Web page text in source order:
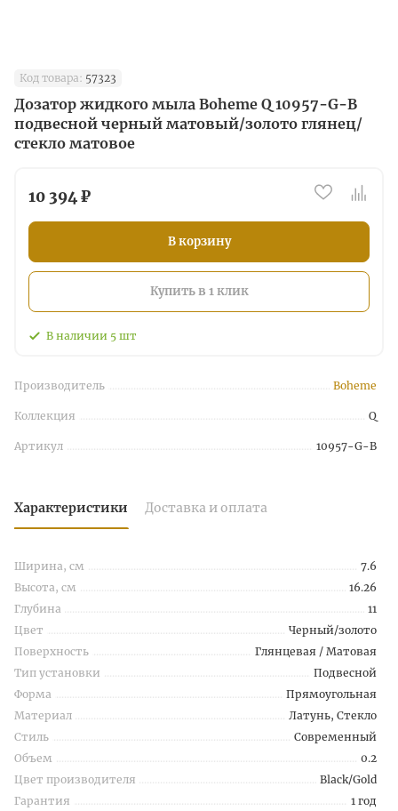
Код товара: 57323
Дозатор жидкого мыла Boheme Q 10957-G-B
подвесной черный матовый/золото глянец/
стекло матовое
10 394 ₽
В корзину
Купить в 1 клик
В наличии 5 шт
Производитель Boheme
Коллекция Q
Артикул 10957-G-B
Характеристики Доставка и оплата
Ширина, см
7.6
Высота, см
16.26
Глубина
11
Цвет
Черный/золото
Поверхность
Глянцевая / Матовая
Тип установки
Подвесной
Форма
Прямоугольная
Материал
Латунь, Стекло
Стиль
Современный
Объем
0.2
Цвет производителя
Black/Gold
Гарантия
1 год